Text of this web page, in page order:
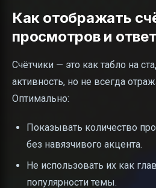
Как отображать
просмотров и
Счётчики — это как табло на
активность, но не всегда
Оптимально:
Показывать количество
без навязчивого акцента.
Не использовать их как
популярности темы.